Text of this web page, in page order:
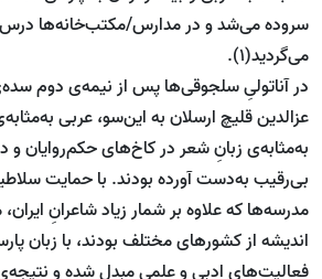
سروده می‌شد و در مدارس/مکتب‌خانه‌ها
می‌گردید(1).
در آناتولیِ سلجوقی‌ها پس از نیمه‌ی دوم
عزالدین قلیچ ارسلان به این‌سو، عربی
به‌مثابه‌ی زبانِ شعر در کاخ‌های حکم‌روایان
بی‌رقیب به‌دست آورده بودند. با حمایت
مدرسه‌ها که علاوه بر شمار زیاد شاعرانِ
اندیشه از کشورهای مختلف بودند، با زبان
فعالیت‌های ادبی و علمی مبدل شده و